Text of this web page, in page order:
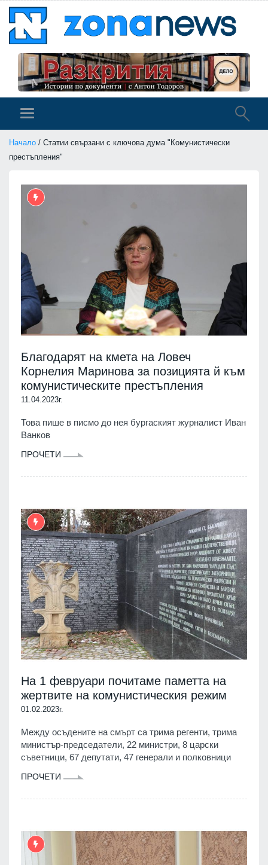
Начало / Статии свързани с ключова дума "Комунистически
престъпления"
Благодарят на кмета на Ловеч
Корнелия Маринова за позицията й към
комунистическите престъпления
11.04.2023г.
Това пише в писмо до нея бургаският журналист Иван
Ванков
ПРОЧЕТИ
На 1 февруари почитаме паметта на
жертвите на комунистическия режим
01.02.2023г.
Между осъдените на смърт са трима регенти, трима
министър-председатели, 22 министри, 8 царски
съветници, 67 депутати, 47 генерали и полковници
ПРОЧЕТИ